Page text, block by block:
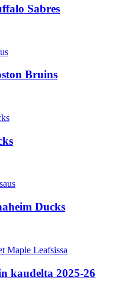
Sabres
Bruins
Ducks
kaudelta 2025-26